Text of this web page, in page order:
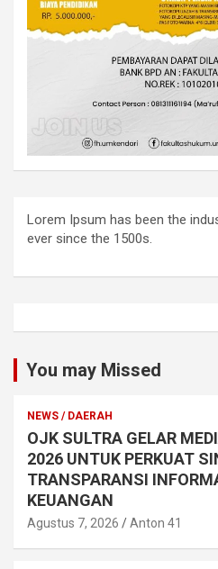
Lorem Ipsum has been the
ever since the 1500s.
You may Missed
NEWS / DAERAH
OJK SULTRA GELAR
2026 UNTUK PERKUAT
TRANSPARANSI
KEUANGAN
Agustus 7, 2026 Anton 41